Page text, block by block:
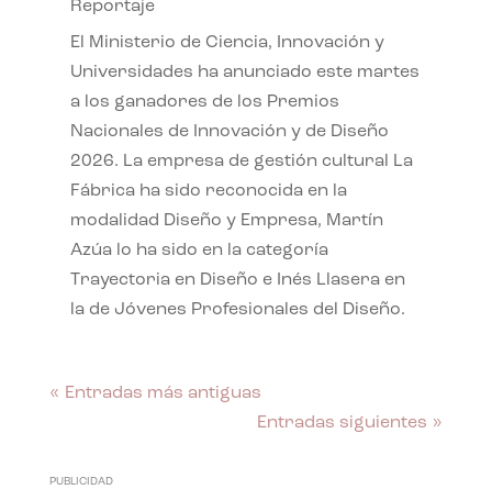
Reportaje
El Ministerio de Ciencia, Innovación y
Universidades ha anunciado este martes
a los ganadores de los Premios
Nacionales de Innovación y de Diseño
2026. La empresa de gestión cultural La
Fábrica ha sido reconocida en la
modalidad Diseño y Empresa, Martín
Azúa lo ha sido en la categoría
Trayectoria en Diseño e Inés Llasera en
la de Jóvenes Profesionales del Diseño.
« Entradas más antiguas
Entradas siguientes »
PUBLICIDAD